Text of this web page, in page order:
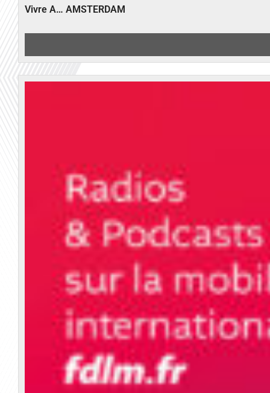
Vivre A… AMSTERDAM